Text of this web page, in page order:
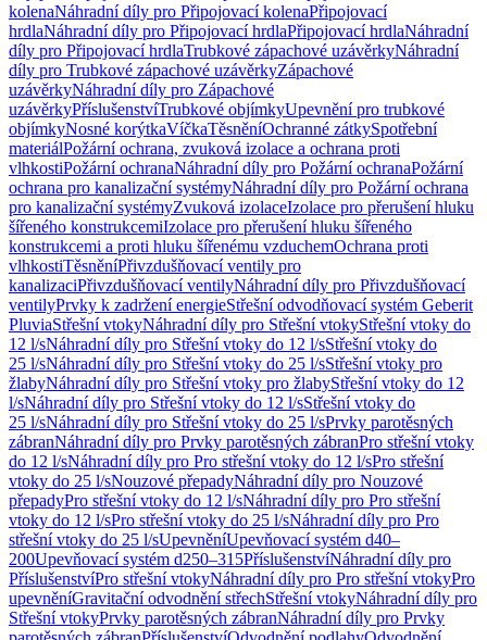
kolenaNáhradní díly pro Připojovací kolenaPřipojovací
hrdlaNáhradní díly pro Připojovací hrdlaPřipojovací hrdlaNáhradní
díly pro Připojovací hrdlaTrubkové zápachové uzávěrkyNáhradní
díly pro Trubkové zápachové uzávěrkyZápachové
uzávěrkyNáhradní díly pro Zápachové
uzávěrkyPříslušenstvíTrubkové objímkyUpevnění pro trubkové
objímkyNosné korýtkaVíčkaTěsněníOchranné zátkySpotřební
materiálPožární ochrana, zvuková izolace a ochrana proti
vlhkostiPožární ochranaNáhradní díly pro Požární ochranaPožární
ochrana pro kanalizační systémyNáhradní díly pro Požární ochrana
pro kanalizační systémyZvuková izolaceIzolace pro přerušení hluku
šířeného konstrukcemiIzolace pro přerušení hluku šířeného
konstrukcemi a proti hluku šířenému vzduchemOchrana proti
vlhkostiTěsněníPřivzdušňovací ventily pro
kanalizaciPřivzdušňovací ventilyNáhradní díly pro Přivzdušňovací
ventilyPrvky k zadržení energieStřešní odvodňovací systém Geberit
PluviaStřešní vtokyNáhradní díly pro Střešní vtokyStřešní vtoky do
12 l/sNáhradní díly pro Střešní vtoky do 12 l/sStřešní vtoky do
25 l/sNáhradní díly pro Střešní vtoky do 25 l/sStřešní vtoky pro
žlabyNáhradní díly pro Střešní vtoky pro žlabyStřešní vtoky do 12
l/sNáhradní díly pro Střešní vtoky do 12 l/sStřešní vtoky do
25 l/sNáhradní díly pro Střešní vtoky do 25 l/sPrvky parotěsných
zábranNáhradní díly pro Prvky parotěsných zábranPro střešní vtoky
do 12 l/sNáhradní díly pro Pro střešní vtoky do 12 l/sPro střešní
vtoky do 25 l/sNouzové přepadyNáhradní díly pro Nouzové
přepadyPro střešní vtoky do 12 l/sNáhradní díly pro Pro střešní
vtoky do 12 l/sPro střešní vtoky do 25 l/sNáhradní díly pro Pro
střešní vtoky do 25 l/sUpevněníUpevňovací systém d40–
200Upevňovací systém d250–315PříslušenstvíNáhradní díly pro
PříslušenstvíPro střešní vtokyNáhradní díly pro Pro střešní vtokyPro
upevněníGravitační odvodnění střechStřešní vtokyNáhradní díly pro
Střešní vtokyPrvky parotěsných zábranNáhradní díly pro Prvky